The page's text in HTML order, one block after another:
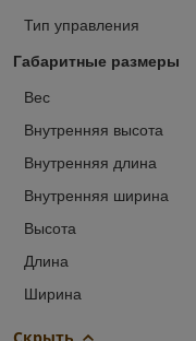
Тип управления
Габаритные размеры
Вес
Внутренняя высота
Внутренняя длина
Внутренняя ширина
Высота
Длина
Ширина